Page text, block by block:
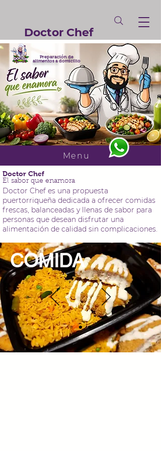
Doctor Chef
Preparaciónde
alimentos a domicilio
Menu
Doctor Chef
El sabor que enamora
Doctor Chef es una propuesta
puertorriqueña dedicada a ofrecer comidas
frescas, balanceadas y llenas de sabor para
personas que desean disfrutar una
alimentación de calidad sin complicaciones.
COMIDA